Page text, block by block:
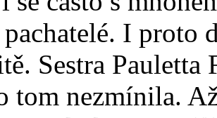
I proto
Sestra
tom nezmínila.